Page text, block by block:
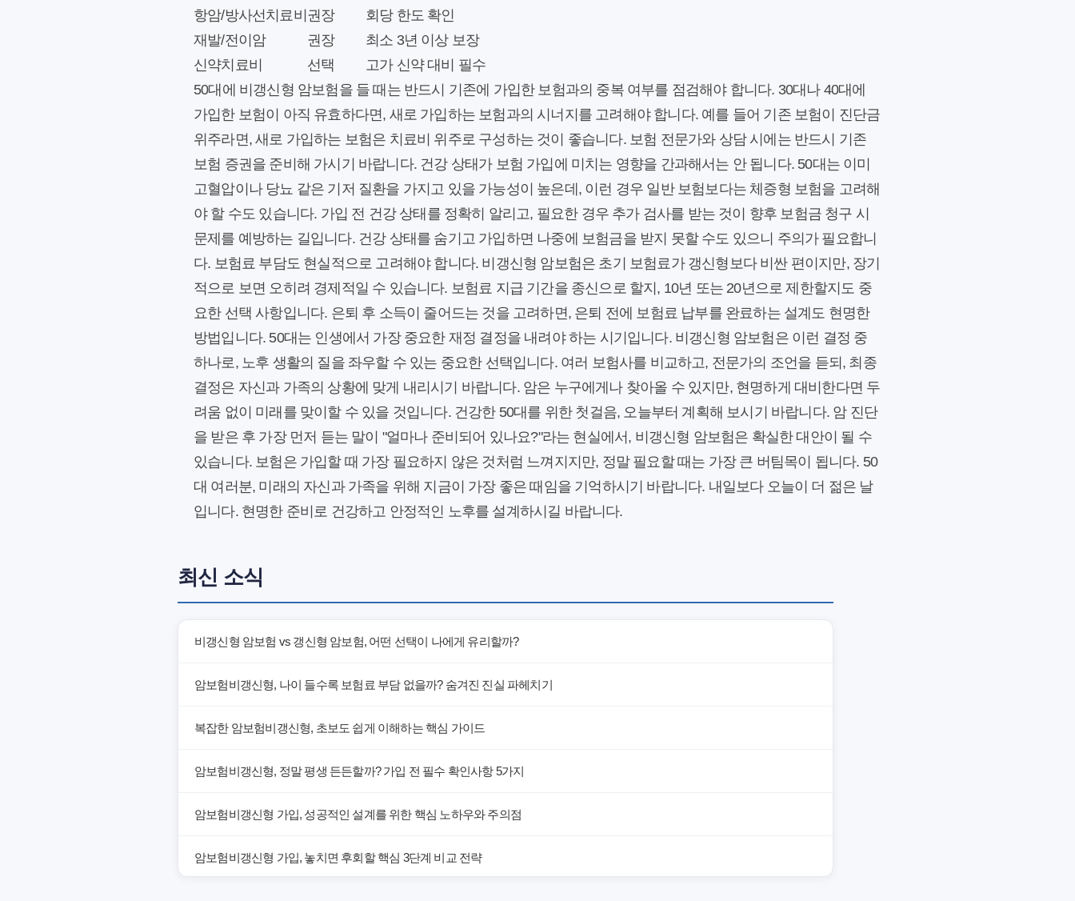
항암/방사선치료비 권장
회당 한도 확인
재발/전이암
권장
최소 3년 이상 보장
신약치료비
선택
고가 신약 대비 필수
50대에 비갱신형 암보험을 들 때는 반드시 기존에 가입한 보험과의 중복 여부를 점검해야 합니다. 30대나 40대에
가입한 보험이 아직 유효하다면, 새로 가입하는 보험과의 시너지를 고려해야 합니다. 예를 들어 기존 보험이 진단금
위주라면, 새로 가입하는 보험은 치료비 위주로 구성하는 것이 좋습니다. 보험 전문가와 상담 시에는 반드시 기존
보험 증권을 준비해 가시기 바랍니다. 건강 상태가 보험 가입에 미치는 영향을 간과해서는 안 됩니다. 50대는 이미
고혈압이나 당뇨 같은 기저 질환을 가지고 있을 가능성이 높은데, 이런 경우 일반 보험보다는 체증형 보험을 고려해
야 할 수도 있습니다. 가입 전 건강 상태를 정확히 알리고, 필요한 경우 추가 검사를 받는 것이 향후 보험금 청구 시
문제를 예방하는 길입니다. 건강 상태를 숨기고 가입하면 나중에 보험금을 받지 못할 수도 있으니 주의가 필요합니
다. 보험료 부담도 현실적으로 고려해야 합니다. 비갱신형 암보험은 초기 보험료가 갱신형보다 비싼 편이지만, 장기
적으로 보면 오히려 경제적일 수 있습니다. 보험료 지급 기간을 종신으로 할지, 10년 또는 20년으로 제한할지도 중
요한 선택 사항입니다. 은퇴 후 소득이 줄어드는 것을 고려하면, 은퇴 전에 보험료 납부를 완료하는 설계도 현명한
방법입니다. 50대는 인생에서 가장 중요한 재정 결정을 내려야 하는 시기입니다. 비갱신형 암보험은 이런 결정 중
하나로, 노후 생활의 질을 좌우할 수 있는 중요한 선택입니다. 여러 보험사를 비교하고, 전문가의 조언을 듣되, 최종
결정은 자신과 가족의 상황에 맞게 내리시기 바랍니다. 암은 누구에게나 찾아올 수 있지만, 현명하게 대비한다면 두
려움 없이 미래를 맞이할 수 있을 것입니다. 건강한 50대를 위한 첫걸음, 오늘부터 계획해 보시기 바랍니다. 암 진단
을 받은 후 가장 먼저 듣는 말이 "얼마나 준비되어 있나요?"라는 현실에서, 비갱신형 암보험은 확실한 대안이 될 수
있습니다. 보험은 가입할 때 가장 필요하지 않은 것처럼 느껴지지만, 정말 필요할 때는 가장 큰 버팀목이 됩니다. 50
대 여러분, 미래의 자신과 가족을 위해 지금이 가장 좋은 때임을 기억하시기 바랍니다. 내일보다 오늘이 더 젊은 날
입니다. 현명한 준비로 건강하고 안정적인 노후를 설계하시길 바랍니다.
최신 소식
비갱신형 암보험 vs 갱신형 암보험, 어떤 선택이 나에게 유리할까?
암보험비갱신형, 나이 들수록 보험료 부담 없을까? 숨겨진 진실 파헤치기
복잡한 암보험비갱신형, 초보도 쉽게 이해하는 핵심 가이드
암보험비갱신형, 정말 평생 든든할까? 가입 전 필수 확인사항 5가지
암보험비갱신형 가입, 성공적인 설계를 위한 핵심 노하우와 주의점
암보험비갱신형 가입, 놓치면 후회할 핵심 3단계 비교 전략